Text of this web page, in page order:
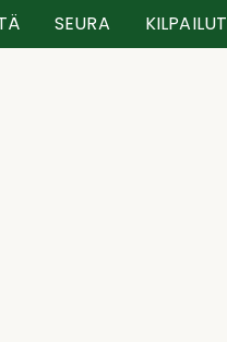
SEURA KILPAILUT